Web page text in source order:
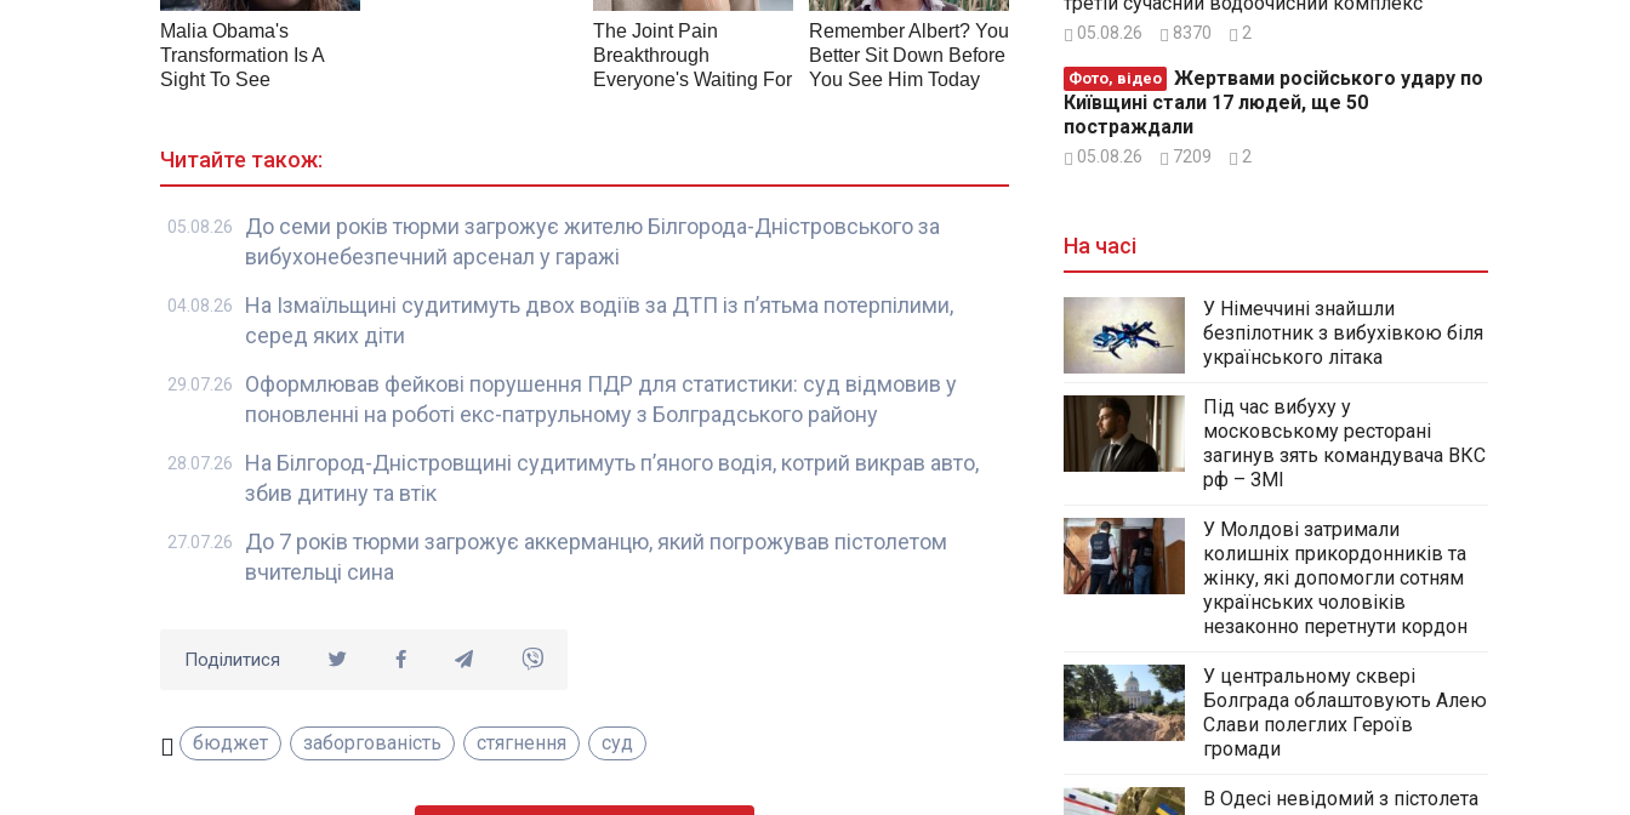
Читайте також:
До семи років тюрми загрожує жителю Білгорода-Дністровського за
вибухонебезпечний арсенал у гаражі
05.08.26
На Ізмаїльщині судитимуть двох водіїв за ДТП із п’ятьма потерпілими,
серед яких діти
04.08.26
Оформлював фейкові порушення ПДР для статистики: суд відмовив у
поновленні на роботі екс-патрульному з Болградського району
29.07.26
На Білгород-Дністровщині судитимуть п’яного водія, котрий викрав авто,
збив дитину та втік
28.07.26
До 7 років тюрми загрожує аккерманцю, який погрожував пістолетом
вчительці сина
27.07.26
Поділитися
бюджет заборгованість стягнення суд
05.08.26 8370 2
Фото, відео
Київщині стали 17 людей, ще 50
постраждали
05.08.26 7209 2
На часі
У Німеччині знайшли
безпілотник з вибухівкою біля
українського літака
Під час вибуху у
московському ресторані
загинув зять командувача ВКС
рф – ЗМІ
У Молдові затримали
колишніх прикордонників та
жінку, які допомогли сотням
українських чоловіків
незаконно перетнути кордон
У центральному сквері
Болграда облаштовують Алею
Слави полеглих Героїв
громади
В Одесі невідомий з пістолета